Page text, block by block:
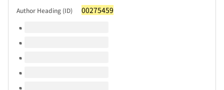
Author Heading (ID) 00275459
Volumes of this title